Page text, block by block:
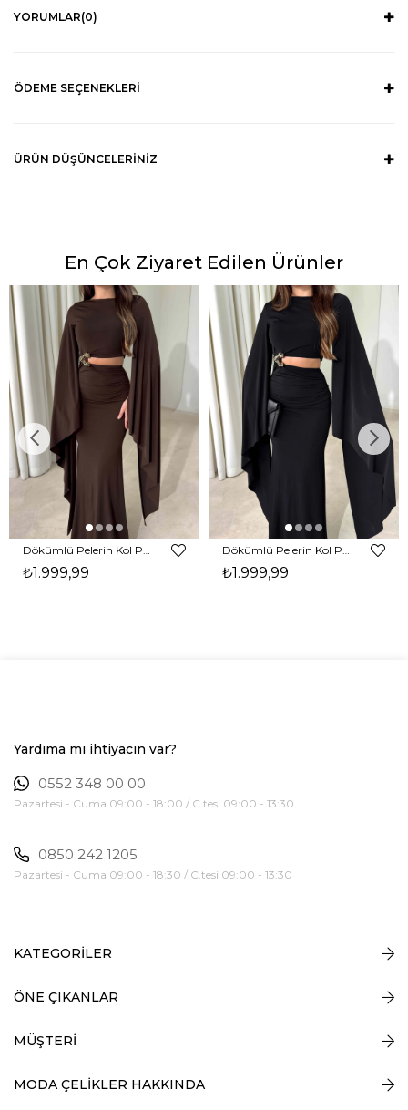
YORUMLAR(0)
ÖDEME SEÇENEKLERI
ÜRÜN DÜŞÜNCELERINIZ
En Çok Ziyaret Edilen Ürünler
Dökümlü Pelerin Kol Pencere Detaylı Maxi Kahverengi Arlev Kadın Elbise 26Y511
₺1.999,99
Dökümlü Pelerin Kol Pencere Detaylı Maxi Siyah Arlev Kadın Elbise 26Y511
₺1.999,99
Yardıma mı ihtiyacın var?
0552 348 00 00
Pazartesi - Cuma 09:00 - 18:00 / C.tesi 09:00 - 13:30
0850 242 1205
Pazartesi - Cuma 09:00 - 18:30 / C.tesi 09:00 - 13:30
KATEGORİLER
ÖNE ÇIKANLAR
MÜŞTERİ
MODA ÇELİKLER HAKKINDA